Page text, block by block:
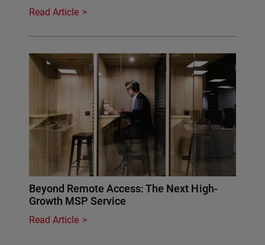
Read Article
Beyond Remote Access: The Next High-
Growth MSP Service
Read Article